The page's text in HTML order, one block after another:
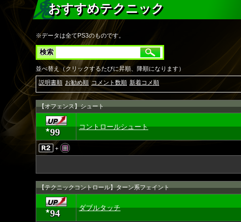
おすすめテクニック
※データは全てPS3のものです。
検索
並べ替え（クリックするたびに昇順、降順になります）
説明書順 お勧め順 コメント数順 新着コメ順
【オフェンス】シュート
★99 コントロールシュート
+
【テクニックコントロール】ターン系フェイント
★94 ダブルタッチ